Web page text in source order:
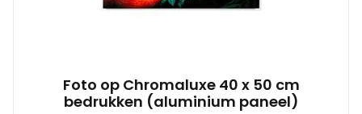
Foto op Chromaluxe 40 x 50 cm
bedrukken (aluminium paneel)